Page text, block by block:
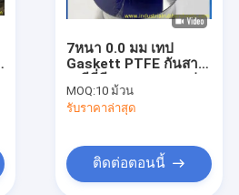
7หนา 0.0 มม เทป
Gaskett PTFE กันสาร
การกัดกร่อนที่ดีเยี่ยม
สําหรับสภาพแวดล้อม
MOQ:10 ม้วน
รับราคาล่าสุด
ติดต่อตอนนี้